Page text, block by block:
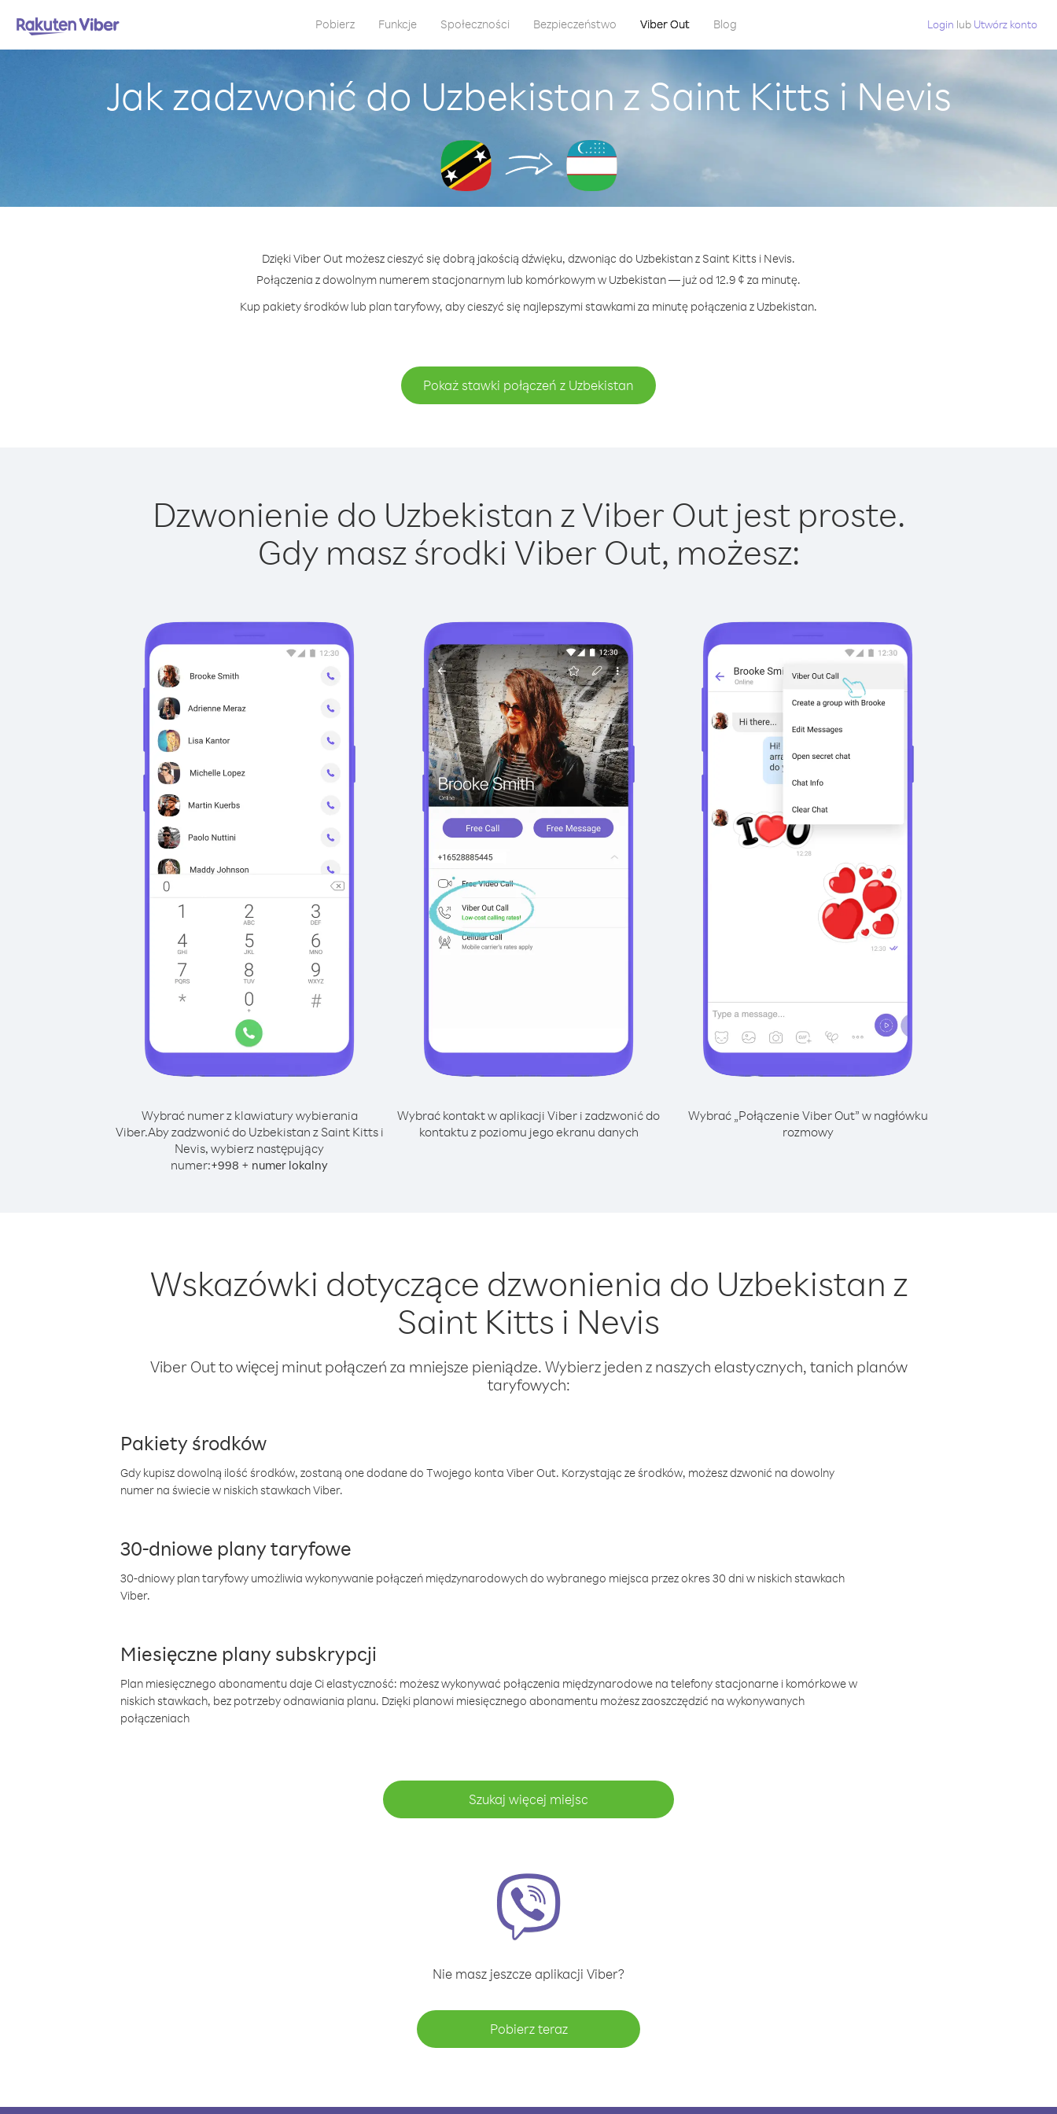
Pobierz Funkcje Społeczności Bezpieczeństwo Viber Out Blog Login lub Utwórz konto
Jak zadzwonić do Uzbekistan z Saint Kitts i Nevis
Dzięki Viber Out możesz cieszyć się dobrą jakością dźwięku, dzwoniąc do Uzbekistan z Saint Kitts i Nevis.
Połączenia z dowolnym numerem stacjonarnym lub komórkowym w Uzbekistan — już od 12.9 ¢ za minutę.
Kup pakiety środków lub plan taryfowy, aby cieszyć się najlepszymi stawkami za minutę połączenia z Uzbekistan.
Pokaż stawki połączeń z Uzbekistan
Dzwonienie do Uzbekistan z Viber Out jest proste.
Gdy masz środki Viber Out, możesz:
Wybrać numer z klawiatury wybierania
Viber.Aby zadzwonić do Uzbekistan z Saint Kitts i
Nevis, wybierz następujący
numer:+998 + numer lokalny
Wybrać kontakt w aplikacji Viber i zadzwonić do
kontaktu z poziomu jego ekranu danych
Wybrać „Połączenie Viber Out” w nagłówku
rozmowy
Wskazówki dotyczące dzwonienia do Uzbekistan z
Saint Kitts i Nevis
Viber Out to więcej minut połączeń za mniejsze pieniądze. Wybierz jeden z naszych elastycznych, tanich planów
taryfowych:
Pakiety środków
Gdy kupisz dowolną ilość środków, zostaną one dodane do Twojego konta Viber Out. Korzystając ze środków, możesz dzwonić na dowolny
numer na świecie w niskich stawkach Viber.
30-dniowe plany taryfowe
30-dniowy plan taryfowy umożliwia wykonywanie połączeń międzynarodowych do wybranego miejsca przez okres 30 dni w niskich stawkach
Viber.
Miesięczne plany subskrypcji
Plan miesięcznego abonamentu daje Ci elastyczność: możesz wykonywać połączenia międzynarodowe na telefony stacjonarne i komórkowe w
niskich stawkach, bez potrzeby odnawiania planu. Dzięki planowi miesięcznego abonamentu możesz zaoszczędzić na wykonywanych
połączeniach
Szukaj więcej miejsc
Nie masz jeszcze aplikacji Viber?
Pobierz teraz